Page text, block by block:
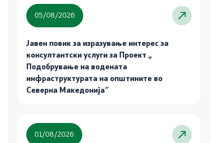
05/08/2026
Јавен повик за изразување интерес за
консултантски услуги за Проект „
Подобрување на водената
инфраструктурата на општините во
Северна Македонија″
01/08/2026